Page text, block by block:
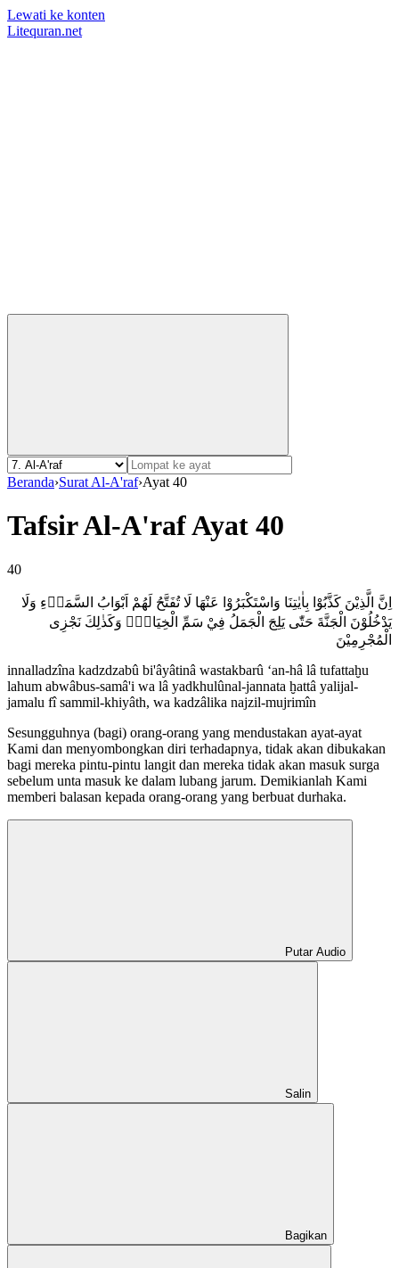
Lewati ke konten
Litequran.net
Beranda›Surat Al-A'raf›Ayat 40
Tafsir Al-A'raf Ayat 40
40
اِنَّ الَّذِيْنَ كَذَّبُوْا بِاٰيٰتِنَا وَاسْتَكْبَرُوْا عَنْهَا لَا تُفَتَّحُ لَهُمْ اَبْوَابُ السَّمَاۤءِ وَلَا
يَدْخُلُوْنَ الْجَنَّةَ حَتّٰى يَلِجَ الْجَمَلُ فِيْ سَمِّ الْخِيَاطِۗ وَكَذٰلِكَ نَجْزِى
الْمُجْرِمِيْنَ
innalladzîna kadzdzabû bi'âyâtinâ wastakbarû ‘an-hâ lâ tufattaḫu
lahum abwâbus-samâ'i wa lâ yadkhulûnal-jannata ḫattâ yalijal-
jamalu fî sammil-khiyâth, wa kadzâlika najzil-mujrimîn
Sesungguhnya (bagi) orang-orang yang mendustakan ayat-ayat
Kami dan menyombongkan diri terhadapnya, tidak akan dibukakan
bagi mereka pintu-pintu langit dan mereka tidak akan masuk surga
sebelum unta masuk ke dalam lubang jarum. Demikianlah Kami
memberi balasan kepada orang-orang yang berbuat durhaka.
Putar Audio
Salin
Bagikan